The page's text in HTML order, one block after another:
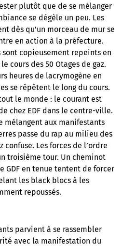
plutôt que de se mélanger
se dégèle un peu. Les
dès qu’un morceau de mur se
en action à la préfecture.
sont copieusement repeints en
cours des 50 Otages de gaz.
heures de lacrymogène en
se répètent le long du cours.
le monde : le courant est
chez EDF dans le centre-ville.
mélangent aux manifestants
passe du rap au milieu des
confuse. Les forces de l’ordre
troisième tour. Un cheminot
GDF en tenue tentent de forcer
les black blocs à les
repoussés.
parvient à se rassembler
avec la manifestation du